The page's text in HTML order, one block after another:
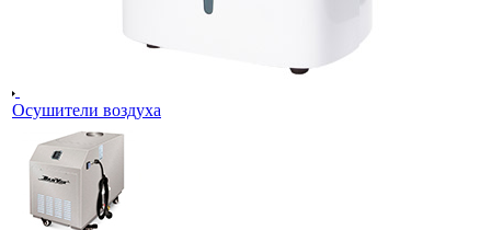
Осушители воздуха